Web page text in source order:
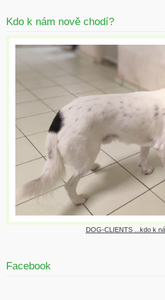
Kdo k nám nově chodí?
DOG-CLIENTS ...kdo k
Facebook